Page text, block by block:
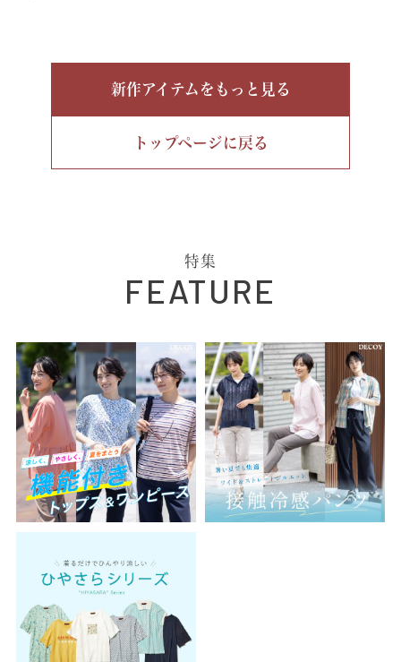
新作アイテムをもっと見る
トップページに戻る
特集
FEATURE